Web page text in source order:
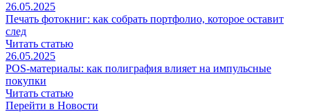
26.05.2025
Печать фотокниг: как собрать портфолио, которое оставит
след
Читать статью
26.05.2025
POS-материалы: как полиграфия влияет на импульсные
покупки
Читать статью
Перейти в Новости